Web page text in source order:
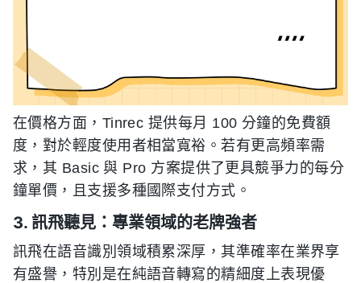
在價格方面，Tinrec 提供每月 100 分鐘的免費額
度，對於輕度使用者相當寬裕。若有更高頻率需
求，其 Basic 與 Pro 方案提供了更具競爭力的每分
鐘單價，且支援多種國際支付方式。
3. 訊飛聽見：專業領域的老牌強者
訊飛在語音識別領域積累深厚，其準確率在業界享
有盛譽，特別是在純語音轉寫的精細度上表現優